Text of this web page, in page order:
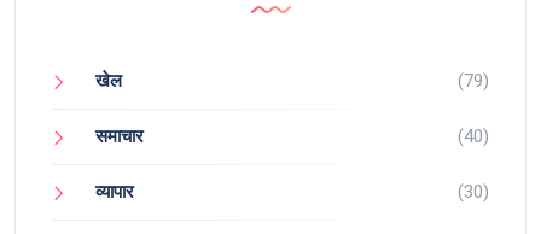
खेल (79)
समाचार (40)
व्यापार (30)